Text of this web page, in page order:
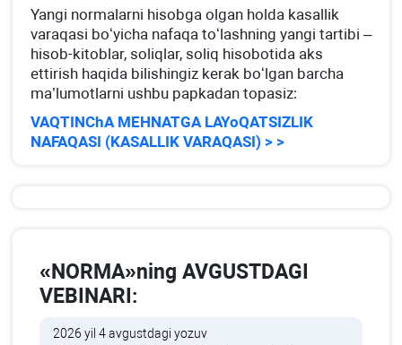
Yangi normalarni hisobga olgan holda kasallik
varaqasi boʻyicha nafaqa toʻlashning yangi tartibi –
hisob-kitoblar, soliqlar, soliq hisobotida aks
ettirish haqida bilishingiz kerak boʻlgan barcha
ma’lumotlarni ushbu papkadan topasiz:
VAQTINChA MEHNATGA LAYoQATSIZLIK
NAFAQASI (KASALLIK VARAQASI) > >
«NORMA»ning AVGUSTDAGI
VEBINARI:
2026 yil 4 avgustdagi yozuv